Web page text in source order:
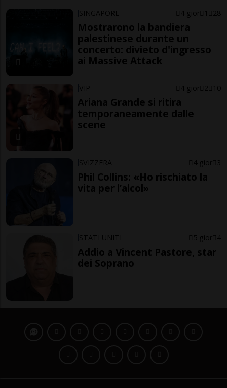
SINGAPORE 4 gior 1 28
Mostrarono la bandiera
palestinese durante un
concerto: divieto d'ingresso
ai Massive Attack
VIP 4 gior 2 10
Ariana Grande si ritira
temporaneamente dalle
scene
SVIZZERA 4 gior 3
Phil Collins: «Ho rischiato la
vita per l’alcol»
STATI UNITI 5 gior 4
Addio a Vincent Pastore, star
dei Soprano